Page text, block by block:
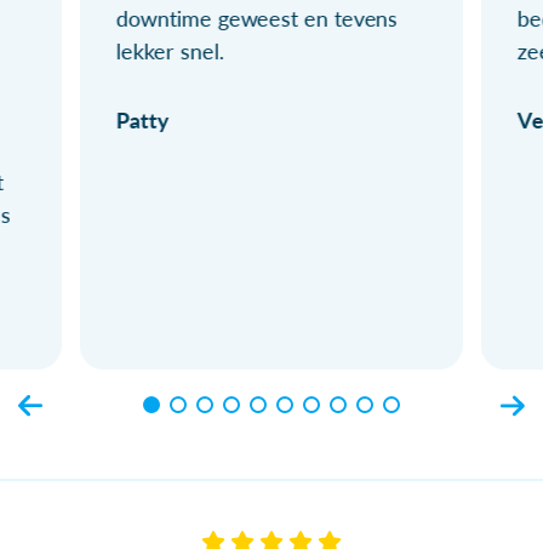
downtime geweest en tevens
lekker snel.
Patty